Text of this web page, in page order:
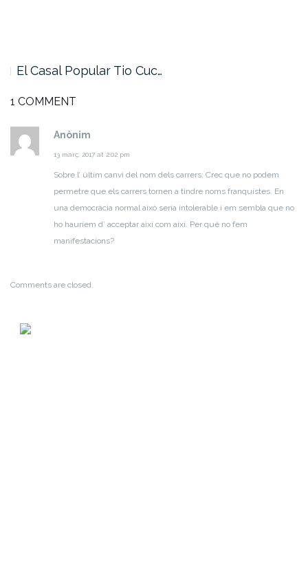
El Casal Popular Tio Cuc…
1 COMMENT
Anònim
13 març, 2017 at 2:02 pm
Sobre l’ últim canvi del nom dels carrers: Crec que no podem
permetre que els carrers tornen a tindre noms franquistes. En
una democràcia normal això seria intolerable i em sembla que no
ho hauríem d’ acceptar així com així. Per què no fem
manifestacions?
Comments are closed.